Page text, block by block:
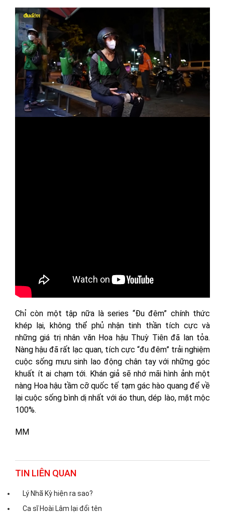
Chỉ còn một tập nữa là series “Đu đêm” chính thức
khép lại, không thể phủ nhận tinh thần tích cực và
những giá trị nhân văn Hoa hậu Thuỳ Tiên đã lan tỏa.
Nàng hậu đã rất lạc quan, tích cực “đu đêm” trải nghiệm
cuộc sống mưu sinh lao động chân tay với những góc
khuất ít ai chạm tới. Khán giả sẽ nhớ mãi hình ảnh một
nàng Hoa hậu tầm cỡ quốc tế tạm gác hào quang để về
lại cuộc sống bình dị nhất với áo thun, dép lào, mặt mộc
100%.
MM
TIN LIÊN QUAN
Lý Nhã Kỳ hiện ra sao?
Ca sĩ Hoài Lâm lại đổi tên